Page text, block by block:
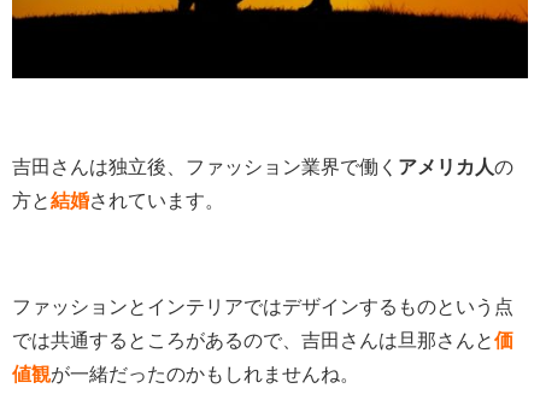
吉田さんは独立後、ファッション業界で働く アメリカ人の
方と結婚されています。
ファッションとインテリアではデザインするものという点
では共通するところがあるので、吉田さんは旦那さんと価
値観が一緒だったのかもしれませんね。